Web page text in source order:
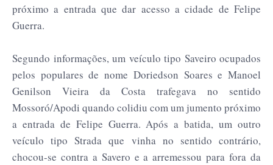
próximo a entrada que dar acesso a cidade de Felipe
Guerra.
Segundo informações, um veículo tipo Saveiro ocupados
pelos populares de nome Doriedson Soares e Manoel
Genilson Vieira da Costa trafegava no sentido
Mossoró/Apodi quando colidiu com um jumento próximo
a entrada de Felipe Guerra. Após a batida, um outro
veículo tipo Strada que vinha no sentido contrário,
chocou-se contra a Savero e a arremessou para fora da